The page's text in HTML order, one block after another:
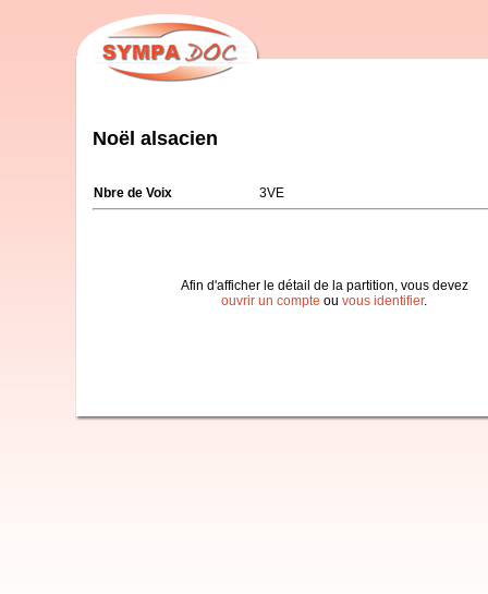
Noël alsacien
Nbre de Voix 3VE
Afin d'afficher le détail de la partition, vous devez
ouvrir un compte ou vous identifier.